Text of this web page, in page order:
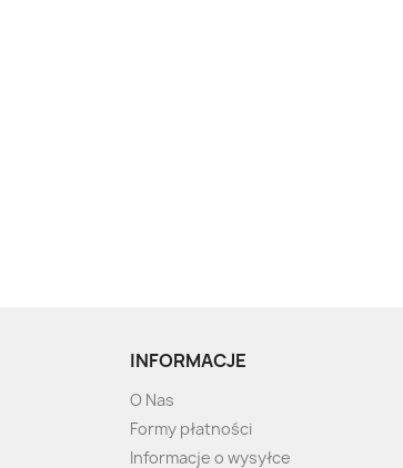
INFORMACJE
O Nas
Formy płatności
Informacje o wysyłce